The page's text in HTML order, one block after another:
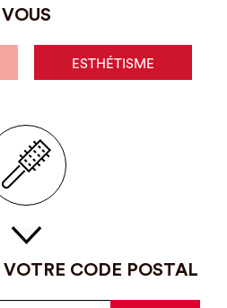
VOUS
ESTHÉTISME
CODE POSTAL